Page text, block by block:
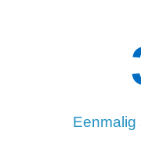
Eenmalig